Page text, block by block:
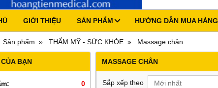
GIỚI THIỆU SẢN PHẨM HƯỚNG DẪN MUA HÀNG
Sản phẩm THẨM MỸ - SỨC KHỎE Massage chân
BẠN
0
MASSAGE CHÂN
Sắp xếp theo Mới nhất